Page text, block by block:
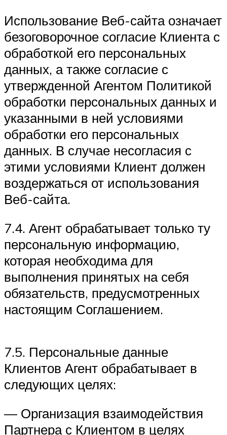
Использование Веб-сайта означает
безоговорочное согласие Клиента с
обработкой его персональных
данных, а также согласие с
утвержденной Агентом Политикой
обработки персональных данных и
указанными в ней условиями
обработки его персональных
данных. В случае несогласия с
этими условиями Клиент должен
воздержаться от использования
Веб-сайта.
7.4. Агент обрабатывает только ту
персональную информацию,
которая необходима для
выполнения принятых на себя
обязательств, предусмотренных
настоящим Соглашением.
7.5. Персональные данные
Клиентов Агент обрабатывает в
следующих целях:
— Организация взаимодействия
Партнера с Клиентом в целях